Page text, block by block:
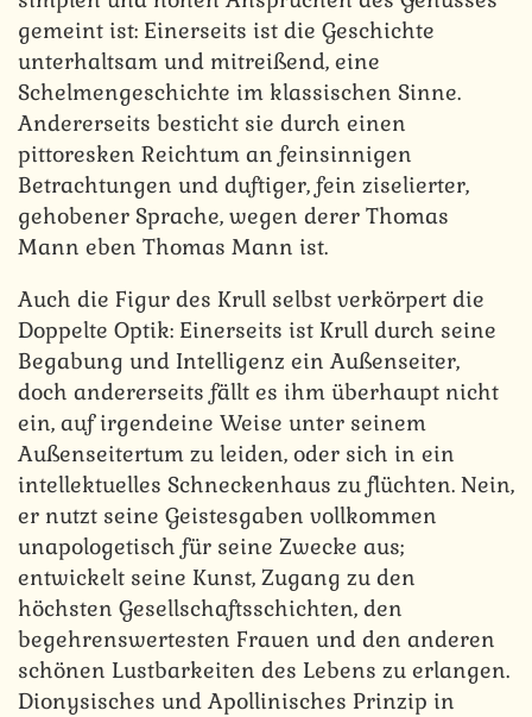
gemeint ist: Einerseits ist die Geschichte
unterhaltsam und mitreißend, eine
Schelmengeschichte im klassischen Sinne.
Andererseits besticht sie durch einen
pittoresken Reichtum an feinsinnigen
Betrachtungen und duftiger, fein ziselierter,
gehobener Sprache, wegen derer Thomas
Mann eben Thomas Mann ist.
Auch die Figur des Krull selbst verkörpert die
Doppelte Optik: Einerseits ist Krull durch seine
Begabung und Intelligenz ein Außenseiter,
doch andererseits fällt es ihm überhaupt nicht
ein, auf irgendeine Weise unter seinem
Außenseitertum zu leiden, oder sich in ein
intellektuelles Schneckenhaus zu flüchten. Nein,
er nutzt seine Geistesgaben vollkommen
unapologetisch für seine Zwecke aus;
entwickelt seine Kunst, Zugang zu den
höchsten Gesellschaftsschichten, den
begehrenswertesten Frauen und den anderen
schönen Lustbarkeiten des Lebens zu erlangen.
Dionysisches und Apollinisches Prinzip in